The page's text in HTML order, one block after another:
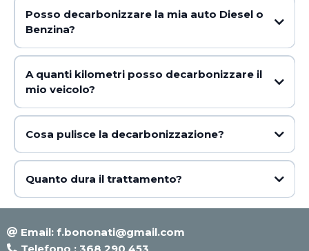
Posso decarbonizzare la mia auto Diesel o
Benzina?
A quanti kilometri posso decarbonizzare il
mio veicolo?
Cosa pulisce la decarbonizzazione?
Quanto dura il trattamento?
Email: f.bononati@gmail.com